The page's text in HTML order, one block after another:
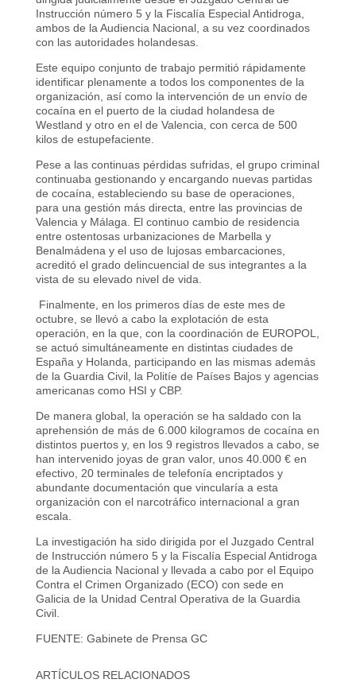
Instrucción número 5 y la Fiscalía Especial Antidroga,
ambos de la Audiencia Nacional, a su vez coordinados
con las autoridades holandesas.
Este equipo conjunto de trabajo permitió rápidamente
identificar plenamente a todos los componentes de la
organización, así como la intervención de un envío de
cocaína en el puerto de la ciudad holandesa de
Westland y otro en el de Valencia, con cerca de 500
kilos de estupefaciente.
Pese a las continuas pérdidas sufridas, el grupo criminal
continuaba gestionando y encargando nuevas partidas
de cocaína, estableciendo su base de operaciones,
para una gestión más directa, entre las provincias de
Valencia y Málaga. El continuo cambio de residencia
entre ostentosas urbanizaciones de Marbella y
Benalmádena y el uso de lujosas embarcaciones,
acreditó el grado delincuencial de sus integrantes a la
vista de su elevado nivel de vida.
Finalmente, en los primeros días de este mes de
octubre, se llevó a cabo la explotación de esta
operación, en la que, con la coordinación de EUROPOL,
se actuó simultáneamente en distintas ciudades de
España y Holanda, participando en las mismas además
de la Guardia Civil, la Politíe de Países Bajos y agencias
americanas como HSI y CBP.
De manera global, la operación se ha saldado con la
aprehensión de más de 6.000 kilogramos de cocaína en
distintos puertos y, en los 9 registros llevados a cabo, se
han intervenido joyas de gran valor, unos 40.000 € en
efectivo, 20 terminales de telefonía encriptados y
abundante documentación que vincularía a esta
organización con el narcotráfico internacional a gran
escala.
La investigación ha sido dirigida por el Juzgado Central
de Instrucción número 5 y la Fiscalía Especial Antidroga
de la Audiencia Nacional y llevada a cabo por el Equipo
Contra el Crimen Organizado (ECO) con sede en
Galicia de la Unidad Central Operativa de la Guardia
Civil.
FUENTE: Gabinete de Prensa GC
ARTÍCULOS RELACIONADOS